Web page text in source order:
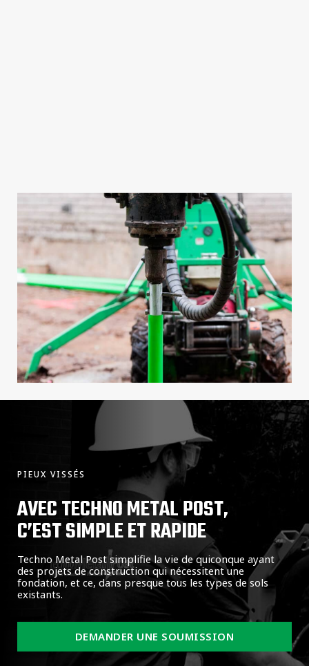
PIEUX VISSÉS
AVEC TECHNO METAL POST,
C’EST SIMPLE ET RAPIDE
Techno Metal Post simplifie la vie de quiconque ayant
des projets de construction qui nécessitent une
fondation, et ce, dans presque tous les types de sols
existants.
DEMANDER UNE SOUMISSION